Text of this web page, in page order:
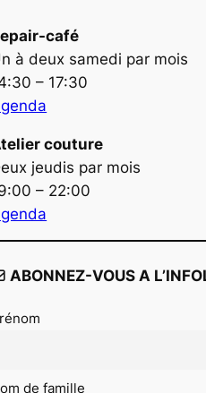
café
à deux samedi par mois
– 17:30
couture
jeudis par mois
– 22:00
ABONNEZ-VOUS A
de famille